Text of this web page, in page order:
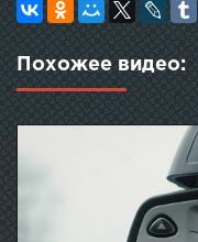
Похожее видео: